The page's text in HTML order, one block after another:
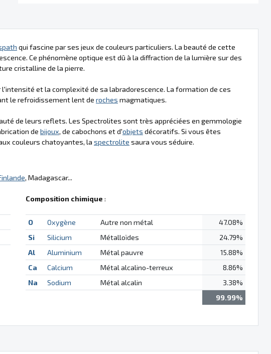
qui fascine par ses jeux de couleurs particuliers. La beauté de cette
Ce phénomène optique est dû à la diffraction de la lumière sur des
cristalline de la pierre.
l'intensité et la complexité de sa labradorescence. La formation de ces
le refroidissement lent de roches magmatiques.
de leurs reflets. Les Spectrolites sont très appréciées en gemmologie
de bijoux, de cabochons et d'objets décoratifs. Si vous êtes
couleurs chatoyantes, la spectrolite saura vous séduire.
, Madagascar...
Composition chimique :
O Oxygène Autre non métal
47.08%
Si
Silicium Métalloïdes
24.79%
Al
Aluminium Métal pauvre
15.88%
Ca
Calcium Métal alcalino-terreux
8.86%
Na
Sodium Métal alcalin
3.38%
99.99%